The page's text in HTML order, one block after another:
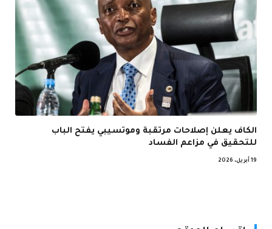
الكاف يعلن إصلاحات مرتقبة وموتسيبي يفتح الباب
للتحقيق في مزاعم الفساد
19 أبريل، 2026